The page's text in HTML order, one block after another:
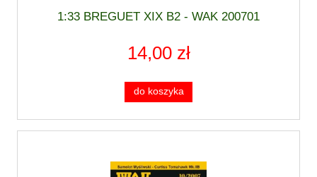
1:33 BREGUET XIX B2 - WAK 200701
14,00 zł
do koszyka